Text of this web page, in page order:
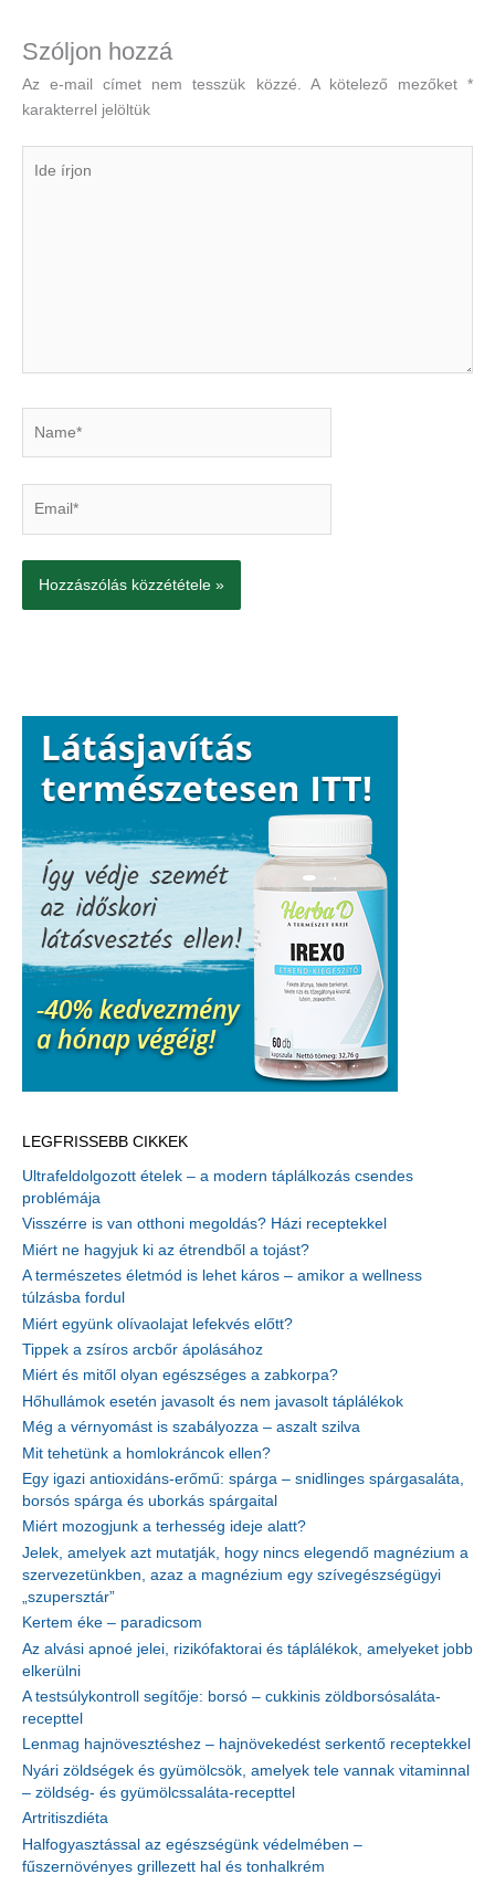
Szóljon hozzá
Az e-mail címet nem tesszük közzé. A kötelező mezőket*
karakterrel jelöltük
LEGFRISSEBB CIKKEK
Ultrafeldolgozott ételek – a modern táplálkozás csendes
problémája
Visszérre is van otthoni megoldás? Házi receptekkel
Miért ne hagyjuk ki az étrendből a tojást?
A természetes életmód is lehet káros – amikor a wellness
túlzásba fordul
Miért együnk olívaolajat lefekvés előtt?
Tippek a zsíros arcbőr ápolásához
Miért és mitől olyan egészséges a zabkorpa?
Hőhullámok esetén javasolt és nem javasolt táplálékok
Még a vérnyomást is szabályozza – aszalt szilva
Mit tehetünk a homlokráncok ellen?
Egy igazi antioxidáns-erőmű: spárga – snidlinges spárgasaláta,
borsós spárga és uborkás spárgaital
Miért mozogjunk a terhesség ideje alatt?
Jelek, amelyek azt mutatják, hogy nincs elegendő magnézium a
szervezetünkben, azaz a magnézium egy szívegészségügyi
„szupersztár”
Kertem éke – paradicsom
Az alvási apnoé jelei, rizikófaktorai és táplálékok, amelyeket jobb
elkerülni
A testsúlykontroll segítője: borsó – cukkinis zöldborsósaláta-
recepttel
Lenmag hajnövesztéshez – hajnövekedést serkentő receptekkel
Nyári zöldségek és gyümölcsök, amelyek tele vannak vitaminnal
– zöldség- és gyümölcssaláta-recepttel
Artritiszdiéta
Halfogyasztással az egészségünk védelmében –
fűszernövényes grillezett hal és tonhalkrém